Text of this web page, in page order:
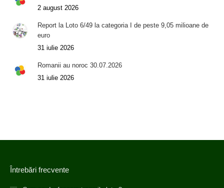
2 august 2026
Report la Loto 6/49 la categoria I de peste 9,05 milioane de
euro
31 iulie 2026
Romanii au noroc 30.07.2026
31 iulie 2026
Întrebări frecvente